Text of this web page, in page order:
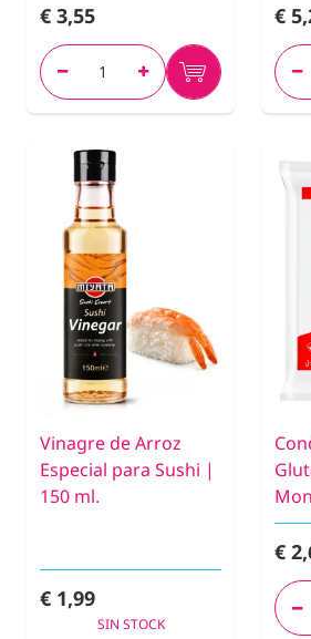
€ 3,55 €
Vinagre de Arroz
Especial para Sushi |
150 ml.
€ 1,99
SIN STOCK
€